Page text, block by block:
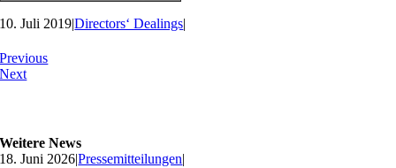
10. Juli 2019|Directors‘ Dealings|
Previous
Next
Weitere News
18. Juni 2026|Pressemitteilungen|